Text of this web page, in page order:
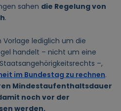
sahen die Regelung von
.
Vorlage lediglich um die
handelt – nicht um eine
–,
im Bundestag zu rechnen.
Mindestaufenthaltsdauer
noch vor der
werden.